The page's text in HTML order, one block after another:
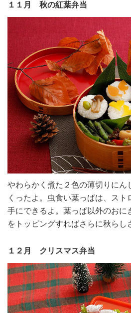
１１月 秋の紅葉弁当
やわらかく煮た２色の薄切りにん
くったよ。虫食い葉っぱは、スト
手にできるよ。葉っぱ以外のおに
をトッピングすればさらに秋らし
１２月 クリスマス弁当